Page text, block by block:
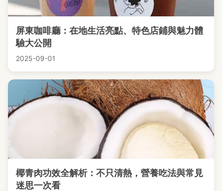
屏東咖啡廳：在地生活亮點、特色店鋪與魅力體
驗大公開
2025-09-01
椰青肉功效全解析：不只清熱，營養吃法與常見
迷思一次看